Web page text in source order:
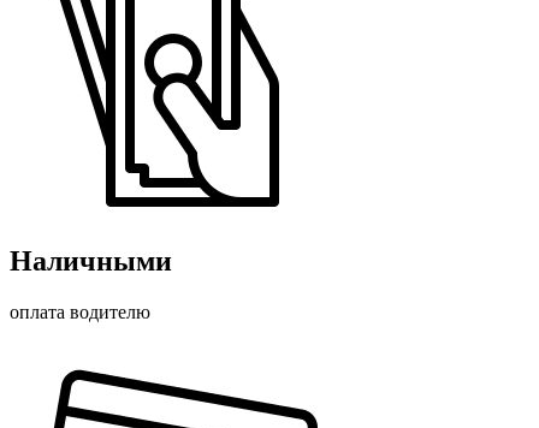
Наличными
оплата водителю